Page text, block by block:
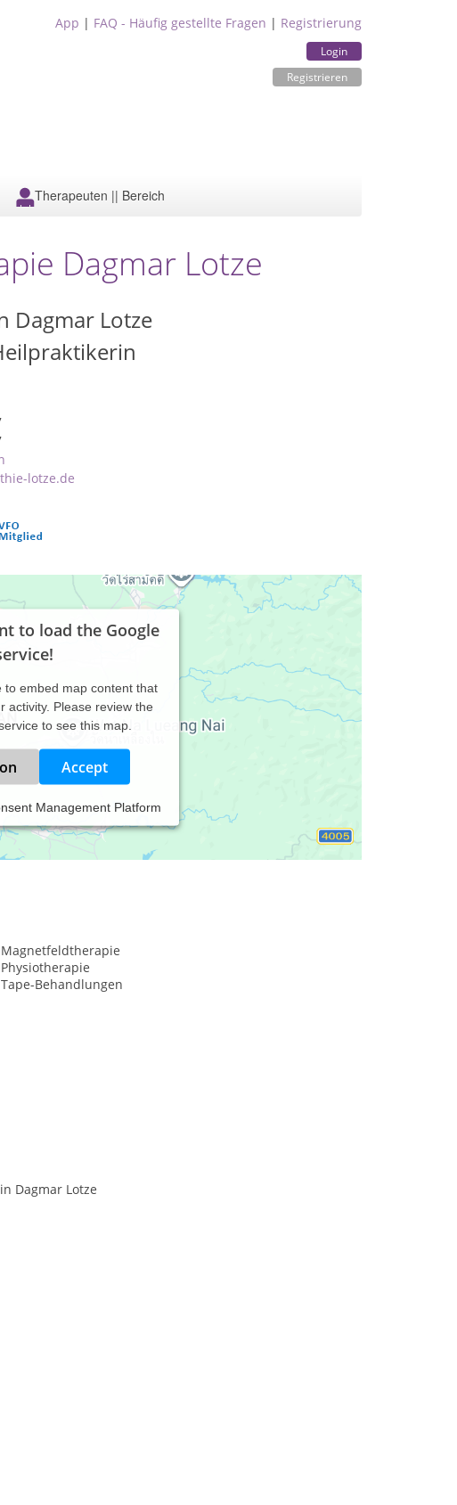
App | FAQ - Häufig gestellte Fragen | Registrierung
Login
Registrieren
Therapeuten || Bereich
Dagmar Lotze
Dagmar Lotze
lotze.de
to load the Google
to embed map content that
activity. Please review the
to see this map.
Accept
Management Platform
Magnetfeldtherapie
Physiotherapie
Tape-Behandlungen
Dagmar Lotze